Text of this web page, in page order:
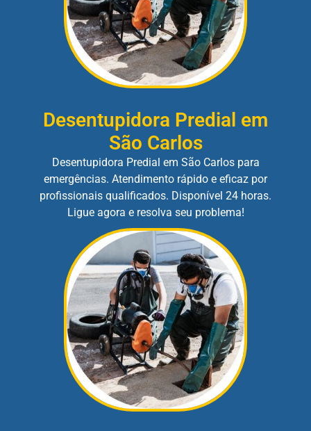
Desentupidora Predial em
São Carlos
Desentupidora Predial em São Carlos para
emergências. Atendimento rápido e eficaz por
profissionais qualificados. Disponível 24 horas.
Ligue agora e resolva seu problema!